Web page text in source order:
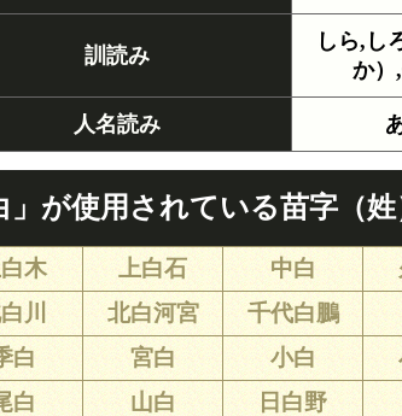
訓読み
しら,し
か）
人名読み
」が使用されている苗字（姓
木 上白石 中白
川
北白河宮 千代白鵬
白
宮白 小白
白
山白 日白野